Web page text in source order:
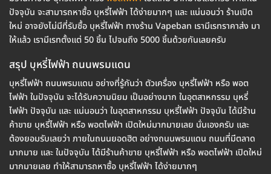
ปัจจุบัน จะสามารถหาซื้อ บุหรี่ไฟฟ้า ได้ง่ายมากๆ และ แน่นอนว่า ร้านเปิด
ใหม่ อาจยังไม่มีที่รับซื้อ บุหรี่ไฟฟ้า ทางร้าน Vapeban เรามีเรทราคาส่ง มา
ให้แล้ว เรามีเรทตั้งแต่ 50 ชิ้น ไปจนถึง 5000 ชิ้นด้วยกันเลยครับ
สรุป บุหรี่ไฟฟ้า ถนนพรมแดน
บุหรี่ไฟฟ้า ถนนพรมแดน อย่างที่รู้กันว่า ตัวเครื่อง บุหรี่ไฟฟ้า หรือ พอต
ไฟฟ้า ในปัจจุบัน จะได้รับความนิยม เป็นอย่างมาก ในอุตสาหกรรม บุหรี่
ไฟฟ้า ปัจจุบัน และ แน่นอนว่า ในอุตสาหกรรม บุหรี่ไฟฟ้า ปัจจุบัน ได้มีร้าน
ค้าขาย บุหรี่ไฟฟ้า หรือ พอตไฟฟ้า เปิดใหม่มากมายเลย นั่นเองครับ และ
ต้องยอมรับเลยว่า ภายในถนนยอดฮิต อย่างถนนพรมแดน ถนนที่มีตลาด
มากมาย และ ในปัจจุบัน ได้มีร้านค้าขาย บุหรี่ไฟฟ้า หรือ พอตไฟฟ้า เปิดใหม่
มากมายเลย ทำให้สามารถหาซื้อ บุหรี่ไฟฟ้า ได้ง่ายมากๆ